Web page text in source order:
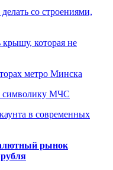
со строениями,
крышу, которая не
метро Минска
МЧС
в современных
рынок